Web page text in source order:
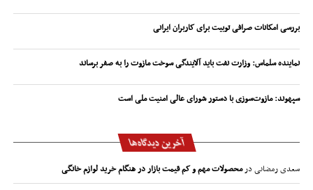
بررسی امکانات صرافی توبیت برای کاربران ایرانی
نماینده سلماس: وزارت نفت باید آلایندگی سوخت مازوت را به صفر برساند
سپهوند:‌ مازوت‌سوزی با دستور شورای عالی امنیت ملی است
آخرین دیدگاه‌ها
سعدی رمضانیدرمحصولات مهم و کم قیمت بازار در هنگام خرید لوازم خانگی